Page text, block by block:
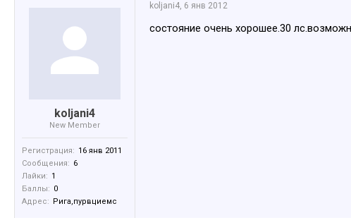
koljani4
New Member
Регистрация: 16 янв 2011
Сообщения: 6
Лайки: 1
Баллы: 0
Адрес: Рига,пурвциемс
koljani4, 6 янв 2012
состояние очень хорошее.30